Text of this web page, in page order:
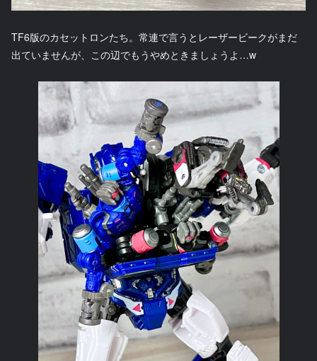
TF6版のカセットロンたち。常連で言うとレーザービークがまだ
出ていませんが、この辺でもうやめときましょうよ…w